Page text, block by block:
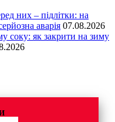
них – підлітки: на
аварія 07.08.2026
соку: як закрити на зиму